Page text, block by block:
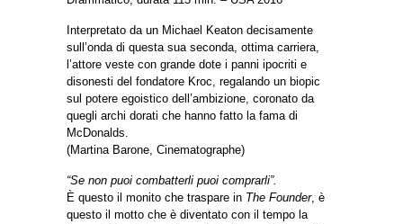
Interpretato da un Michael Keaton decisamente
sull’onda di questa sua seconda, ottima carriera,
l’attore veste con grande dote i panni ipocriti e
disonesti del fondatore Kroc, regalando un biopic
sul potere egoistico dell’ambizione, coronato da
quegli archi dorati che hanno fatto la fama di
McDonalds.
(Martina Barone, Cinematographe)
“Se non puoi combatterli puoi comprarli”.
È questo il monito che traspare in The Founder, è
questo il motto che è diventato con il tempo la